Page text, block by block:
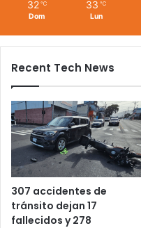
32 ℃
Dom
33 ℃
Lun
Recent Tech News
307 accidentes de
tránsito dejan 17
fallecidos y 278